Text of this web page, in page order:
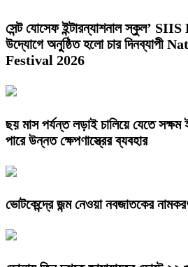
সেন্ট যোসেফ ইন্টারন্যাশনাল স্কুল’
উদ্যোগে অনুষ্ঠিত হলো চার
Festival 2026
ছয় মাস পর্যন্ত লড়াই চালিয়ে যেতে
পারে উন্নত ক্ষেপণাস্ত্রের ব্যবহার
ভোটকেন্দ্রে জন্ম নেওয়া নবজাতকের